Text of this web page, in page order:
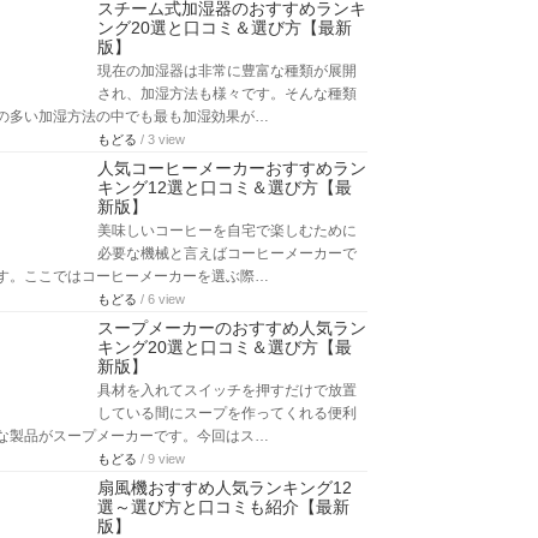
スチーム式加湿器のおすすめランキ
ング20選と口コミ＆選び方【最新
版】
現在の加湿器は非常に豊富な種類が展開
され、加湿方法も様々です。そんな種類
多い加湿方法の中でも最も加湿効果が…
もどる / 3 view
人気コーヒーメーカーおすすめラン
キング12選と口コミ＆選び方【最
新版】
美味しいコーヒーを自宅で楽しむために
必要な機械と言えばコーヒーメーカーで
。ここではコーヒーメーカーを選ぶ際…
もどる / 6 view
スープメーカーのおすすめ人気ラン
キング20選と口コミ＆選び方【最
新版】
具材を入れてスイッチを押すだけで放置
している間にスープを作ってくれる便利
製品がスープメーカーです。今回はス…
もどる / 9 view
扇風機おすすめ人気ランキング12
選～選び方と口コミも紹介【最新
版】